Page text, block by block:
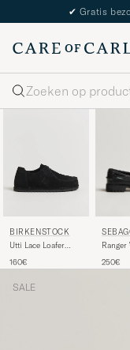
✔ Gratis
Zoeken
BIRKENSTOCK
Utti Lace Loafer
160€
Ranger
Black
250€
SALE